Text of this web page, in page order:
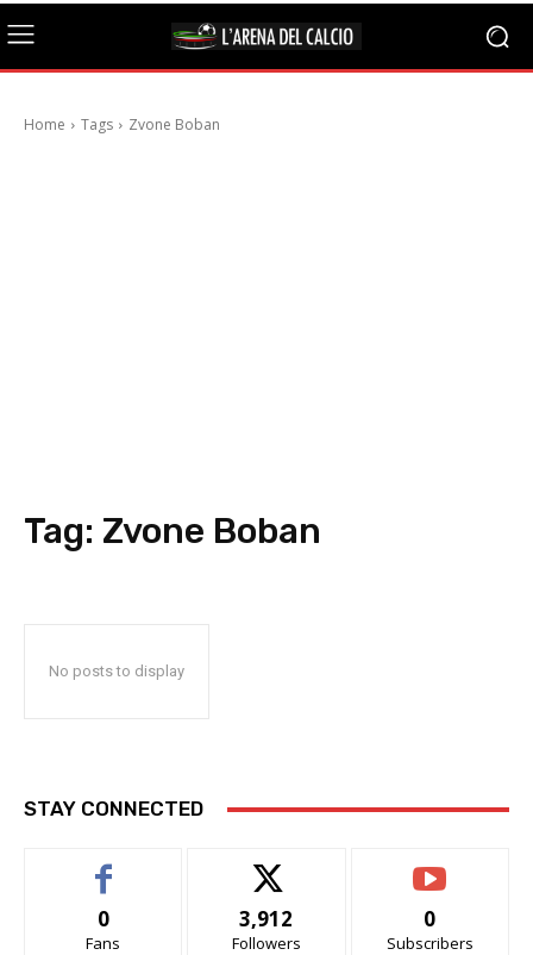
Home Tags Zvone Boban
Tag: Zvone Boban
No posts to display
STAY CONNECTED
0
Fans
3,912
Followers
0
Subscribers